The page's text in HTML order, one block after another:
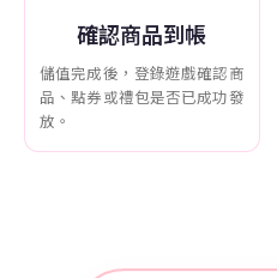
確認商品到帳
儲值完成後，登錄遊戲確認商
品、點券或禮包是否已成功發
放。